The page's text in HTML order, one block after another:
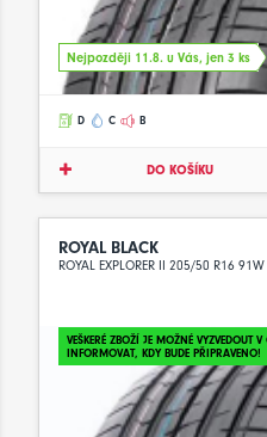
Nejpozději 11.8. u Vás, jen 3 ks
D C B
DO KOŠÍKU
ROYAL BLACK
ROYAL EXPLORER II 205/50 R16 91W
VEŠKERÉ ZBOŽÍ JE MOŽNÉ VYZVEDOUT
INFORMOVAT, KDY BUDE PŘIPRAVENO!